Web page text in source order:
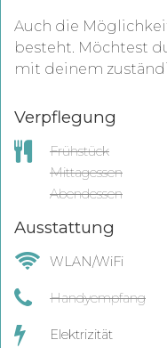
Auch die
besteht. Möchtest
mit deinem
Verpflegung
Frühstück
Mittagessen
Abendessen
Ausstattung
WLAN/WiFi
Handyempfang
Elektrizität